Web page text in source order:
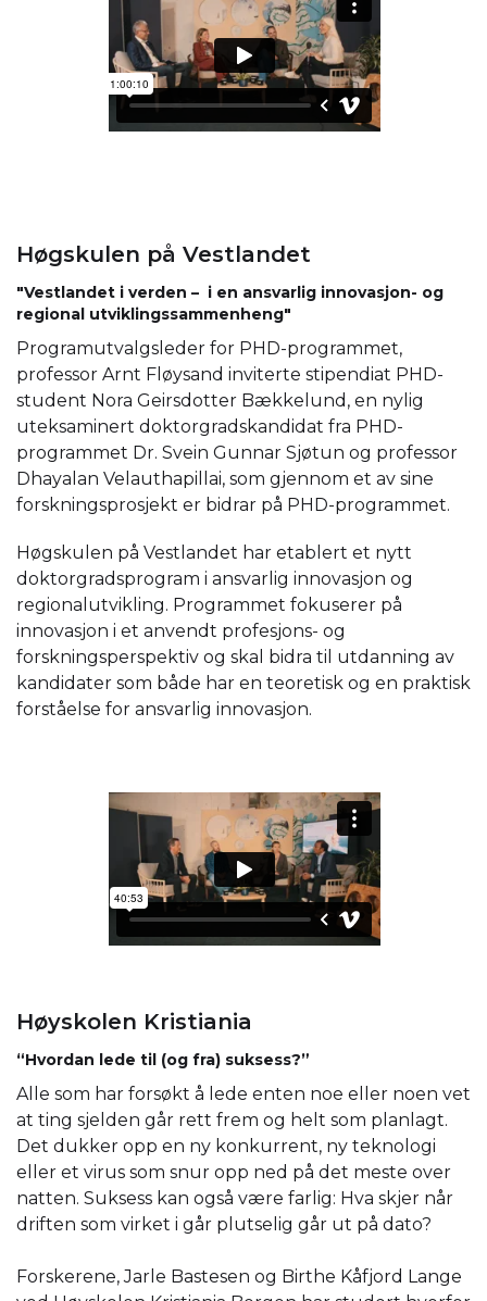
Høgskulen på Vestlandet
"Vestlandet i verden – i en ansvarlig innovasjon- og
regional utviklingssammenheng"
Programutvalgsleder for PHD-programmet,
professor Arnt Fløysand inviterte stipendiat PHD-
student Nora Geirsdotter Bækkelund, en nylig
uteksaminert doktorgradskandidat fra PHD-
programmet Dr. Svein Gunnar Sjøtun og professor
Dhayalan Velauthapillai, som gjennom et av sine
forskningsprosjekt er bidrar på PHD-programmet.
Høgskulen på Vestlandet har etablert et nytt
doktorgradsprogram i ansvarlig innovasjon og
regionalutvikling. Programmet fokuserer på
innovasjon i et anvendt profesjons- og
forskningsperspektiv og skal bidra til utdanning av
kandidater som både har en teoretisk og en praktisk
forståelse for ansvarlig innovasjon.
Høyskolen Kristiania
“Hvordan lede til (og fra) suksess?”
Alle som har forsøkt å lede enten noe eller noen vet
at ting sjelden går rett frem og helt som planlagt.
Det dukker opp en ny konkurrent, ny teknologi
eller et virus som snur opp ned på det meste over
natten. Suksess kan også være farlig: Hva skjer når
driften som virket i går plutselig går ut på dato?
Forskerene, Jarle Bastesen og Birthe Kåfjord Lange